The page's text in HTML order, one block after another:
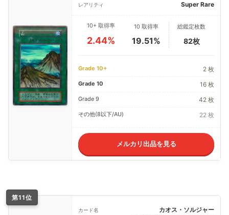
レアリティ Super Rare
10+ 取得率
2.44%
10 取得率
19.51%
総鑑定枚数
82枚
Grade 10+ 2 枚
Grade 10 16 枚
Grade 9 42 枚
その他(8以下/AU) 22 枚
メルカリ出品を見る
第11位
カード名 カオス・ソルジャー